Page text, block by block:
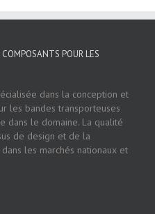
POUR LES
dans la conception et
les bandes transporteuses
dans le domaine. La qualité
de design et de la
les marchés nationaux et